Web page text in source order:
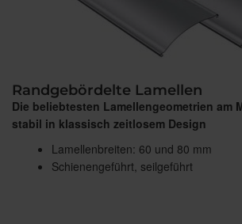
Randgebördelte Lamellen
Die beliebtesten Lamellengeometrien am
stabil in klassisch zeitlosem Design
Lamellenbreiten: 60 und 80 mm
Schienengeführt, seilgeführt